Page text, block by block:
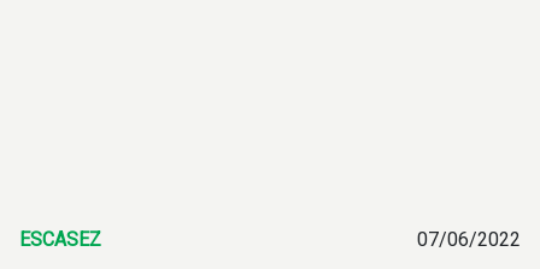
ESCASEZ 07/06/2022